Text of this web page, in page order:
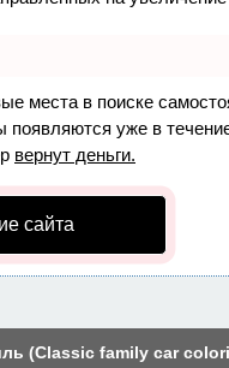
места в поиске
появляются уже в
вернут деньги.
сайта
(Classic family car